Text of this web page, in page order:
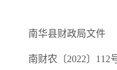
南华县财政局文件
南财农〔2022〕112